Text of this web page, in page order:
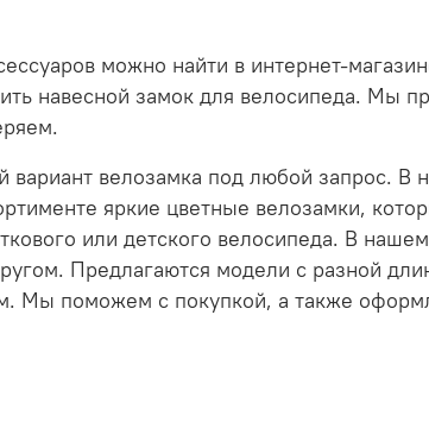
можно найти в интернет-
навесной замок для велосипеда. Мы
вариант велозамка под любой запрос.
яркие цветные велозамки,
или детского велосипеда. В
Предлагаются модели с разной
Мы поможем с покупкой, а также